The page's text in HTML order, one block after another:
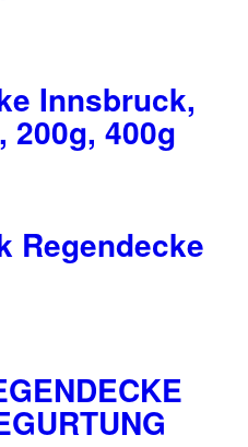
Innsbruck,
200g, 400g
Regendecke